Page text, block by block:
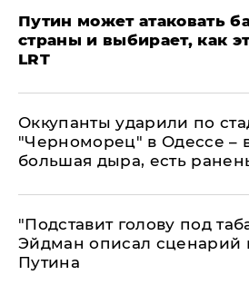
Путин может атаковать
страны и выбирает, как
LRT
Оккупанты ударили по
"Черноморец" в Одессе –
большая дыра, есть
​"Подставит голову под
Эйдман описал сценарий
Путина